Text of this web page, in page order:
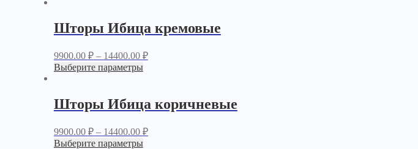
Шторы Ибица кремовые
9900.00 ₽– 14400.00 ₽
Выберите параметры
Шторы Ибица коричневые
9900.00 ₽– 14400.00 ₽
Выберите параметры